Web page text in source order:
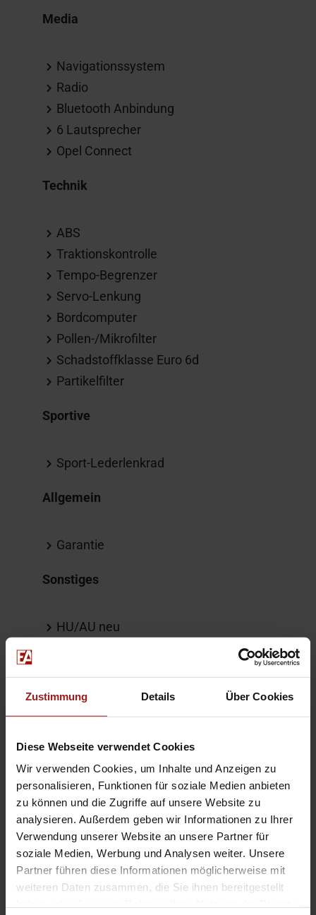
Zustimmung Details Über Cookies
Diese Webseite verwendet Cookies
Wir verwenden Cookies, um Inhalte und Anzeigen zu
personalisieren, Funktionen für soziale Medien anbieten
zu können und die Zugriffe auf unsere Website zu
analysieren. Außerdem geben wir Informationen zu Ihrer
Verwendung unserer Website an unsere Partner für
soziale Medien, Werbung und Analysen weiter. Unsere
Partner führen diese Informationen möglicherweise mit
weiteren Daten zusammen, die Sie ihnen bereitgestellt
Media
Navigationssystem
Radio
Bluetooth Anbindung
6 Lautsprecher
Opel Connect
Technik
ABS
Traktionskontrolle
Tempo-Begrenzer
Servo-Lenkung
Bordcomputer
Pollen-/Mikrofilter
Schadstoffklasse Euro 6d
Partikelfilter
Sportive
Sport-Lederlenkrad
Allgemein
Garantie
Sonstiges
HU/AU neu
lediglich der allgemeinen
Identifizierung des Fahrzeuges und
stellt keine Gewährleistung im
kaufrechtlichen Sinne dar.
Ausschlaggebend ist die Beschreibung
gemäß Kaufvertrag. Bitte vor
Fahrzeugbesichtigung einen Termin